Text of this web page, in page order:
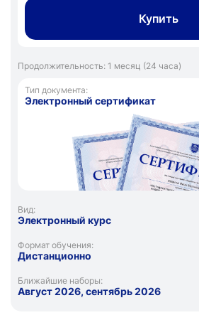
Купить
Продолжительность: 1 месяц (24 часа)
Вид:
Электронный курс
Формат обучения:
Дистанционно
Ближайшие наборы:
Август 2026, сентябрь 2026
Тип документа:
Электронный сертификат